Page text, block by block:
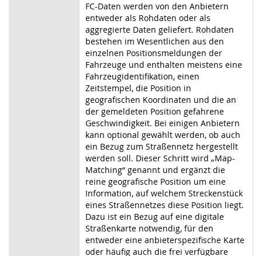
FC-Daten werden von den Anbietern
entweder als Rohdaten oder als
aggregierte Daten geliefert. Rohdaten
bestehen im Wesentlichen aus den
einzelnen Positionsmeldungen der
Fahrzeuge und enthalten meistens eine
Fahrzeugidentifikation, einen
Zeitstempel, die Position in
geografischen Koordinaten und die an
der gemeldeten Position gefahrene
Geschwindigkeit. Bei einigen Anbietern
kann optional gewählt werden, ob auch
ein Bezug zum Straßennetz hergestellt
werden soll. Dieser Schritt wird „Map-
Matching“ genannt und ergänzt die
reine geografische Position um eine
Information, auf welchem Streckenstück
eines Straßennetzes diese Position liegt.
Dazu ist ein Bezug auf eine digitale
Straßenkarte notwendig, für den
entweder eine anbieterspezifische Karte
oder häufig auch die frei verfügbare